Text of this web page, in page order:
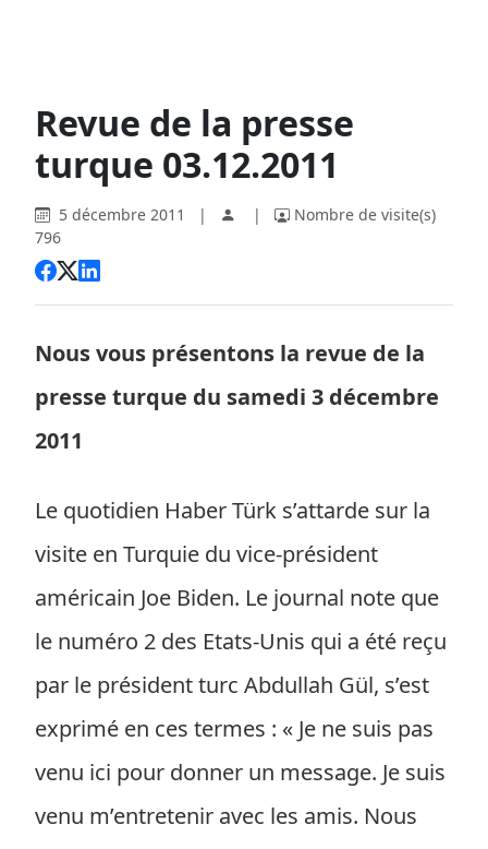
Revue de la presse
turque 03.12.2011
5 décembre 2011 | |
Nombre de visite(s)
796
Nous vous présentons la revue de la
presse turque du samedi 3 décembre
2011
Le quotidien Haber Türk s’attarde sur la
visite en Turquie du vice-président
américain Joe Biden. Le journal note que
le numéro 2 des Etats-Unis qui a été reçu
par le président turc Abdullah Gül, s’est
exprimé en ces termes : « Je ne suis pas
venu ici pour donner un message. Je suis
venu m’entretenir avec les amis. Nous